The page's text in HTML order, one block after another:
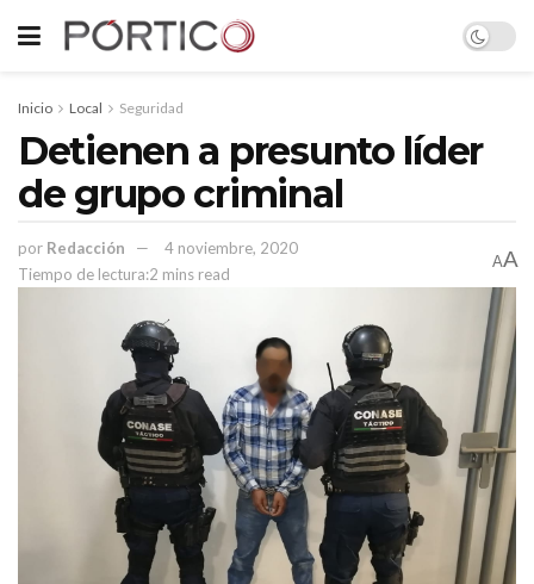
Inicio Local Seguridad
Detienen a presunto líder
de grupo criminal
por Redacción
4 noviembre, 2020
Tiempo de lectura:2 mins read
AA